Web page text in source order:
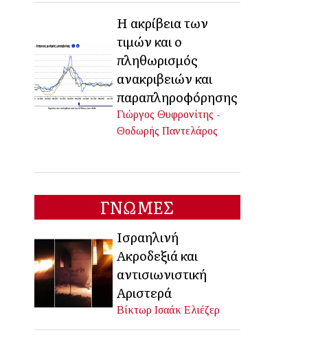
Η ακρίβεια των
τιμών και ο
πληθωρισμός
ανακριβειών και
παραπληροφόρησης
Γιώργος Θυφρονίτης -
Θοδωρής Παντελάρος
ΓΝΩΜΕΣ
Ισραηλινή
Ακροδεξιά και
αντισιωνιστική
Αριστερά
Βίκτωρ Ισαάκ Ελιέζερ